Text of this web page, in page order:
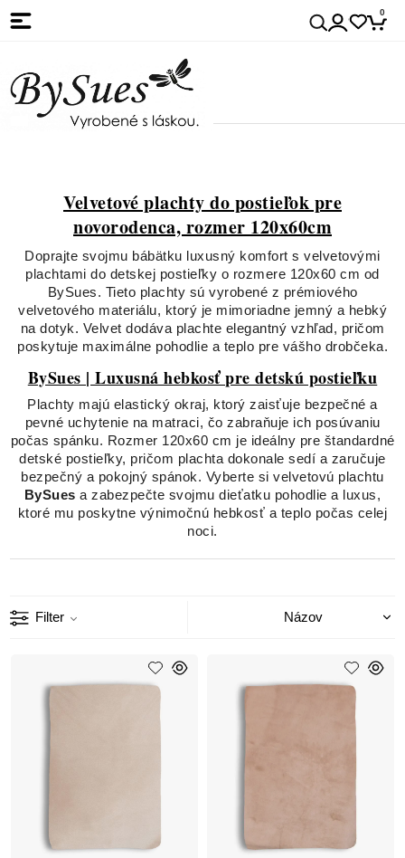
0
Velvetové plachty do postieľok pre
novorodenca, rozmer 120x60cm
Doprajte svojmu bábätku luxusný komfort s velvetovými
plachtami do detskej postieľky o rozmere 120x60 cm od
BySues. Tieto plachty sú vyrobené z prémiového
velvetového materiálu, ktorý je mimoriadne jemný a hebký
na dotyk. Velvet dodáva plachte elegantný vzhľad, pričom
poskytuje maximálne pohodlie a teplo pre vášho drobčeka.
BySues | Luxusná hebkosť pre detskú postieľku
Plachty majú elastický okraj, ktorý zaisťuje bezpečné a
pevné uchytenie na matraci, čo zabraňuje ich posúvaniu
počas spánku. Rozmer 120x60 cm je ideálny pre štandardné
detské postieľky, pričom plachta dokonale sedí a zaručuje
bezpečný a pokojný spánok. Vyberte si velvetovú plachtu
BySues a zabezpečte svojmu dieťatku pohodlie a luxus,
ktoré mu poskytne výnimočnú hebkosť a teplo počas celej
noci.
Filter